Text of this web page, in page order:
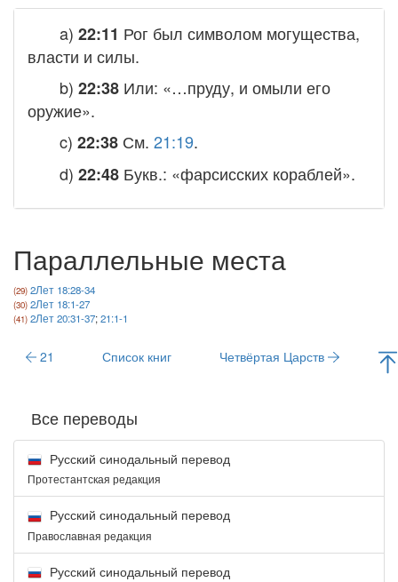
a) 22:11 Рог был символом могущества,
власти и силы.
b) 22:38 Или: «…пруду, и омыли его
оружие».
c) 22:38 См. 21:19.
d) 22:48 Букв.: «фарсисских кораблей».
Параллельные места
2Лет 18:28-34
2Лет 18:1-27
2Лет 20:31-37;21:1-1
21 Список книг Четвёртая Царств
Все переводы
Русский синодальный перевод
Протестантская редакция
Русский синодальный перевод
Православная редакция
Русский синодальный перевод